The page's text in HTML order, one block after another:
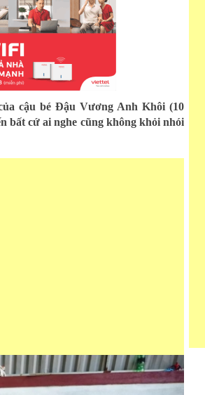
cậu bé Đậu Vương Anh Khôi (10
bất cứ ai nghe cũng không khỏi nhói